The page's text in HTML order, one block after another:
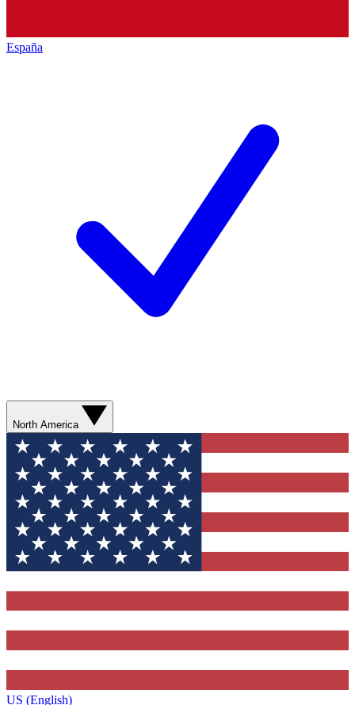
España
North America
US (English)